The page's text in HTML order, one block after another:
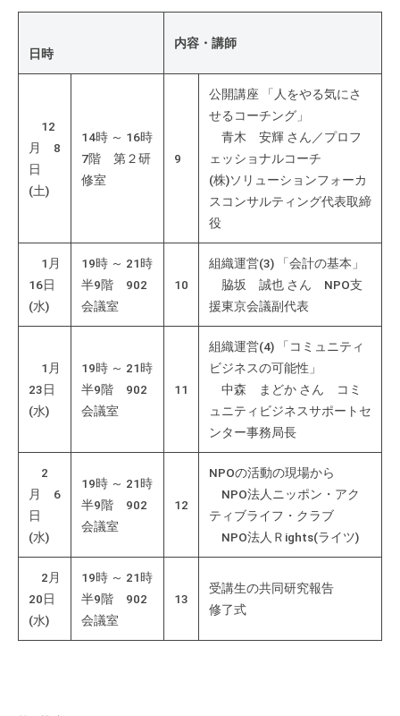
ぴ
階
す
。
日時
内容・講師
12
月 8
日
(土)
14時 ～ 16時
7階 第２研
修室
9
公開講座 「人をやる気にさ
せるコーチング」
青木 安輝 さん／プロフ
ェッショナルコーチ
(株)ソリューションフォーカ
スコンサルティング代表取締
役
1月
16日
(水)
19時 ～ 21時
半9階 902
会議室
10
組織運営(3) 「会計の基本」
脇坂 誠也 さん NPO支
援東京会議副代表
1月
23日
(水)
19時 ～ 21時
半9階 902
会議室
11
組織運営(4) 「コミュニティ
ビジネスの可能性」
中森 まどか さん コミ
ュニティビジネスサポートセ
ンター事務局長
2
月 6
日
(水)
19時 ～ 21時
半9階 902
会議室
12
NPOの活動の現場から
NPO法人ニッポン・アク
ティブライフ・クラブ
NPO法人Ｒights(ライツ)
2月
20日
(水)
19時 ～ 21時
半9階 902
会議室
13
受講生の共同研究報告
修了式